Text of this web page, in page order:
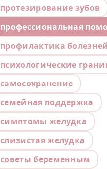
протезирование зубов
профессиональная
профилактика болезней
психологические
самосохранение
семейная поддержка
симптомы желудка
слизистая желудка
советы беременным